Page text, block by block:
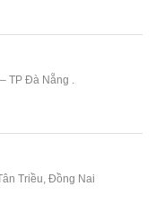
TP Đà Nẵng .
Triều, Đồng Nai